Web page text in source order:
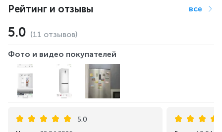
Рейтинг и отзывы все
5.0 (11 отзывов)
Фото и видео покупателей
5.0